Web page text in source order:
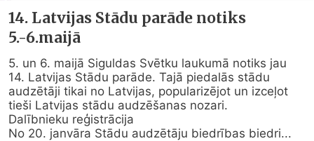
14. Latvijas Stādu parāde notiks
5.-6.maijā
5. un 6. maijā Siguldas Svētku laukumā notiks jau
14. Latvijas Stādu parāde. Tajā piedalās stādu
audzētāji tikai no Latvijas, popularizējot un izceļot
tieši Latvijas stādu audzēšanas nozari.
Dalībnieku reģistrācija
No 20. janvāra Stādu audzētāju biedrības biedri...